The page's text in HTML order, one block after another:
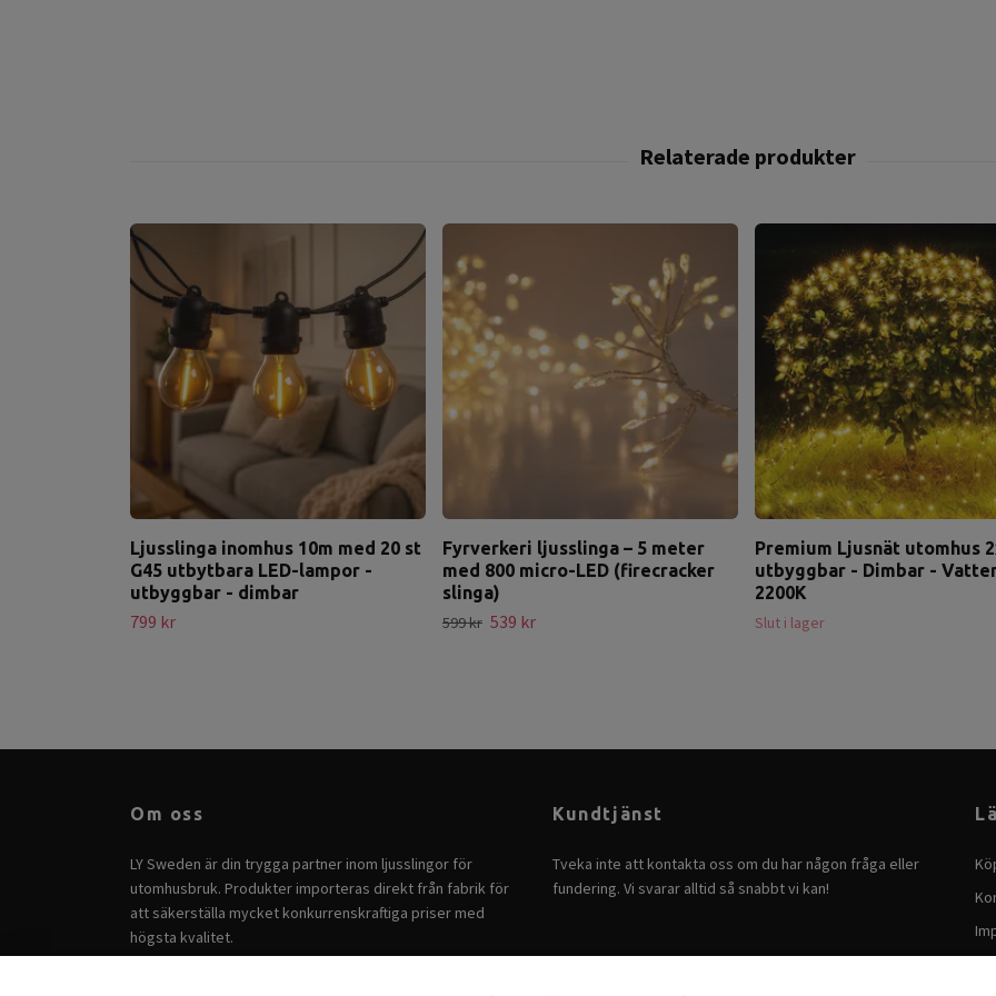
Ljusslinga inomhus 10m med 20 st
G45 utbytbara LED-lampor -
utbyggbar - dimbar
799 kr
Fyrverkeri ljusslinga – 5 meter
med 800 micro-LED (firecracker
slinga)
599 kr 539 kr
Premium Ljusnät utomhus
utbyggbar - Dimbar -
2200K
Slut i lager
Om oss
LY Sweden är din trygga partner inom ljusslingor för
utomhusbruk. Produkter importeras direkt från fabrik för
att säkerställa mycket konkurrenskraftiga priser med
högsta kvalitet.
Kundtjänst
Tveka inte att kontakta oss om du har någon fråga eller
fundering. Vi svarar alltid så snabbt vi kan!